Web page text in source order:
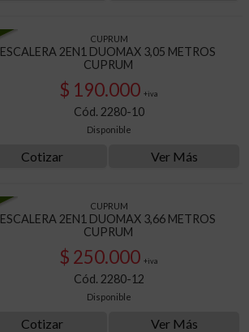
CUPRUM
ESCALERA 2EN1 DUOMAX 3,05 METROS
CUPRUM
$ 190.000 +iva
Cód. 2280-10
Disponible
Cotizar Ver Más
CUPRUM
ESCALERA 2EN1 DUOMAX 3,66 METROS
CUPRUM
$ 250.000 +iva
Cód. 2280-12
Disponible
Cotizar Ver Más